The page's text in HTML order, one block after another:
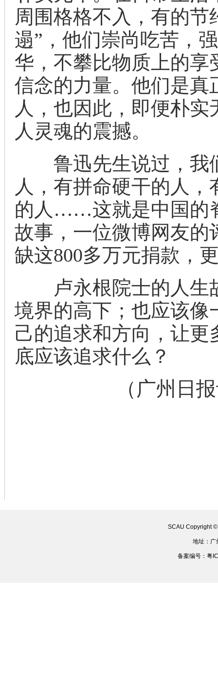
周围格格不入，有的节
遢”，他们崇尚吃苦，
华，不攀比物质上的
信念的力量。他们是真
人，也因此，即便朴
人灵魂的震撼。
鲁迅先生说过，我
人，有拼命硬干的人
的人……这就是中国的
故事，一位微博网友的
缺这800多万元捐款，
卢永根院士的人生
境界的高下；也应该像
己的追求和方向，让
底应该追求什么？
（广州日
SCAU Copyright
地址：广
备案编号：粤